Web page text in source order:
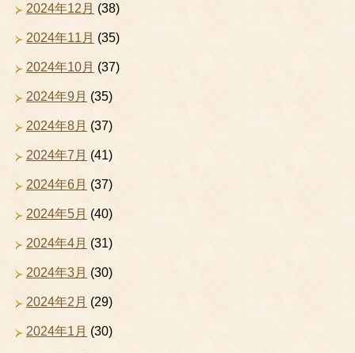
2024年12月 (38)
2024年11月 (35)
2024年10月 (37)
2024年9月 (35)
2024年8月 (37)
2024年7月 (41)
2024年6月 (37)
2024年5月 (40)
2024年4月 (31)
2024年3月 (30)
2024年2月 (29)
2024年1月 (30)